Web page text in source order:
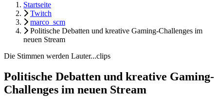
Startseite
Twitch
marco_scm
Politische Debatten und kreative Gaming-Challenges im
neuen Stream
Die Stimmen werden Lauter...clips
Politische Debatten und kreative Gaming-
Challenges im neuen Stream